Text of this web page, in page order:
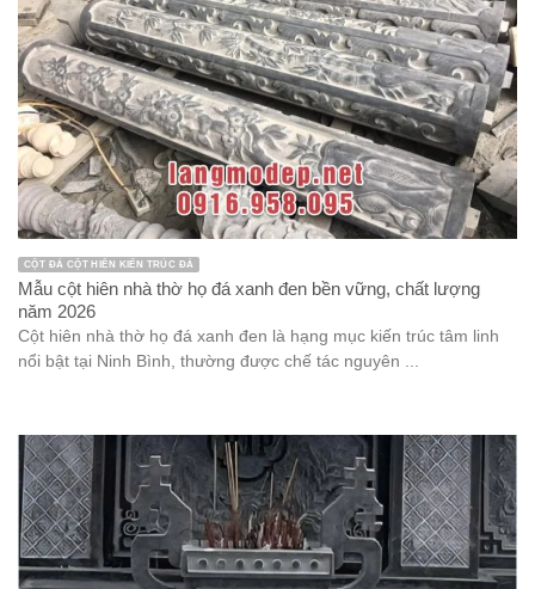
CỘT ĐÁ CỘT HIÊN KIẾN TRÚC ĐÁ
Mẫu cột hiên nhà thờ họ đá xanh đen bền vững, chất lượng
năm 2026
Cột hiên nhà thờ họ đá xanh đen là hạng mục kiến trúc tâm linh
nổi bật tại Ninh Bình, thường được chế tác nguyên ...